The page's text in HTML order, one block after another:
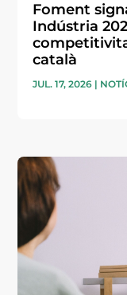
Foment
Indústria
català
JUL. 17, 2026 |